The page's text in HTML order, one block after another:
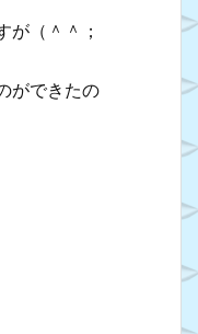
（＾＾；
ができたの